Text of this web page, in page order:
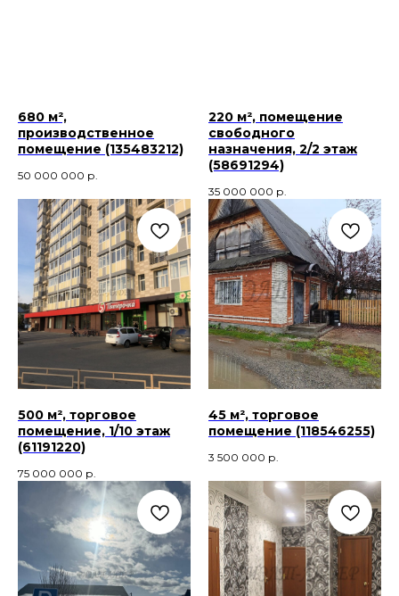
680 м²,
производственное
помещение (135483212)
50 000 000 р.
220 м², помещение
свободного
назначения, 2/2 этаж
(58691294)
35 000 000 р.
500 м², торговое
помещение, 1/10 этаж
(61191220)
75 000 000 р.
45 м², торговое
помещение (118546255)
3 500 000 р.